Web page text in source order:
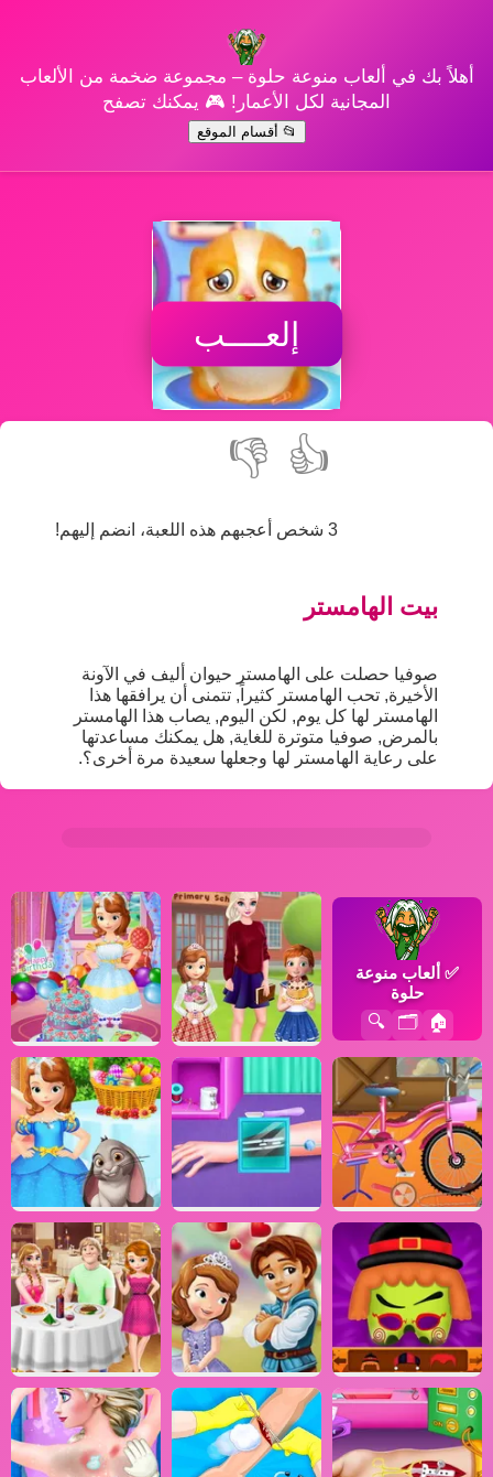
أهلاً بك في ألعاب منوعة حلوة – مجموعة ضخمة من الألعاب
المجانية لكل الأعمار! 🎮 يمكنك تصفح
📂 أقسام الموقع
إلعــــب
👍
👎
3 شخص أعجبهم هذه اللعبة، انضم إليهم!
بيت الهامستر
صوفيا حصلت على الهامستر حيوان أليف في الآونة
الأخيرة, تحب الهامستر كثيراً, تتمنى أن يرافقها هذا
الهامستر لها كل يوم, لكن اليوم, يصاب هذا الهامستر
بالمرض, صوفيا متوترة للغاية, هل يمكنك مساعدتها
على رعاية الهامستر لها وجعلها سعيدة مرة أخرى؟.
✅ ألعاب منوعة
حلوة
🏠
🗂️
🔍